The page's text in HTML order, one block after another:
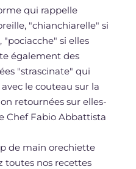
qui rappelle
"chianchiarelle" si
si elles
également des
"strascinate" qui
le couteau sur la
retournées sur elles-
Chef Fabio Abbattista
de main orechiette
toutes nos recettes